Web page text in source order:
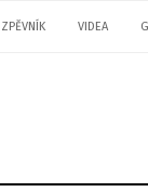
ZPĚVNÍK VIDEA